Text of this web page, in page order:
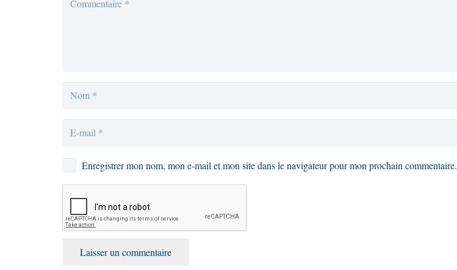
Enregistrer mon nom, mon e-mail et mon site dans le navigateur pour mon prochain commentaire.
Laisser un commentaire